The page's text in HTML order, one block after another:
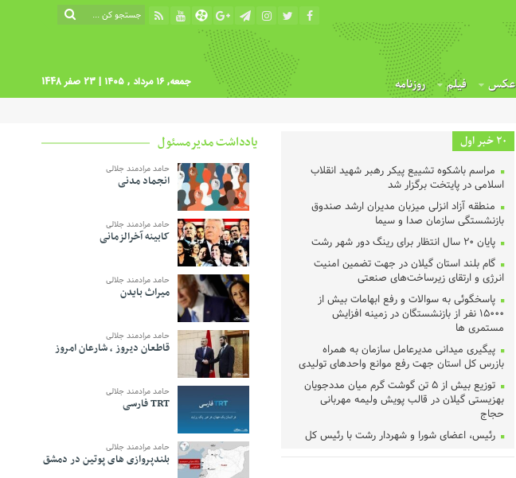
عکس فیلم روزنامه جمعه, ۱۶ مرداد , ۱۴۰۵ | 23 صفر 1448
20 خبر اول
مراسم باشکوه تشییع پیکر رهبر شهید انقلاب
اسلامی در پایتخت برگزار شد
منطقه آزاد انزلی میزبان مدیران ارشد صندوق
بازنشستگی سازمان صدا و سیما
پایان ۲۰ سال انتظار برای رینگ دور شهر رشت
گام بلند استان گیلان در جهت تضمین امنیت
انرژی و ارتقای زیرساخت‌های صنعتی
پاسخگوئی به سوالات و رفع ابهامات بیش از
۱۵۰۰۰ نفر از بازنشستگان در زمینه افزایش
مستمری ها
پیگیری میدانی مدیرعامل سازمان به همراه
بازرس کل استان جهت رفع موانع واحدهای تولیدی
توزیع بیش از ۵ تن گوشت گرم میان مددجویان
بهزیستی گیلان در قالب پویش ولیمه مهربانی
حجاج
رئیس، اعضای شورا و شهردار رشت با رئیس‌ کل
یادداشت مدیرمسئول
حامد مرادمند جلالی
انجماد مدنی
حامد مرادمند جلالی
کابینه آخرالزمانی
حامد مرادمند جلالی
میراث بایدن
حامد مرادمند جلالی
قاطعان دیروز ، شارعان امروز
حامد مرادمند جلالی
TRT فارسی
حامد مرادمند جلالی
بلندپروازی های پوتین در دمشق